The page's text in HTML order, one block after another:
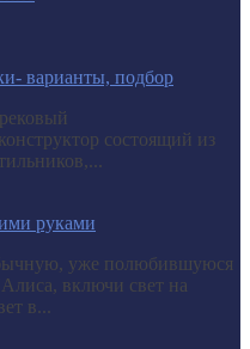
варианты, подбор
состоящий из
руками
уже полюбившуюся
включи свет на
в...